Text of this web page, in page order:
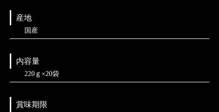
産地
国産
内容量
220ｇ×20袋
賞味期限